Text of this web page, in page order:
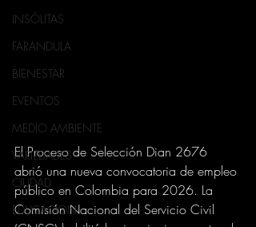
INSÓLITAS
FARANDULA
BIENESTAR
EVENTOS
MEDIO AMBIENTE
VARIEDADES
CIUDAD
EDUCACION
El Proceso de Selección Dian 2676
abrió una nueva convocatoria de empleo
público en Colombia para 2026. La
Comisión Nacional del Servicio Civil